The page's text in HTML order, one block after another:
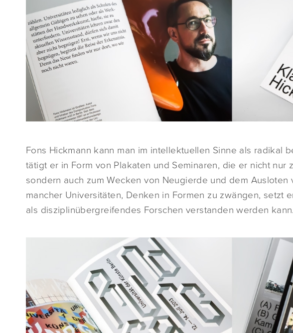
Fons Hickmann kann man im intellektuellen Sinne als radikal
tätigt er in Form von Plakaten und Seminaren, die er nicht nur
sondern auch zum Wecken von Neugierde und dem Ausloten
mancher Universitäten, Denken in Formen zu zwängen, setzt
als disziplinübergreifendes Forschen verstanden werden kann.